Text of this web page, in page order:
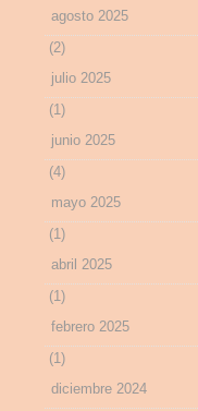
agosto 2025
(2)
julio 2025
(1)
junio 2025
(4)
mayo 2025
(1)
abril 2025
(1)
febrero 2025
(1)
diciembre 2024